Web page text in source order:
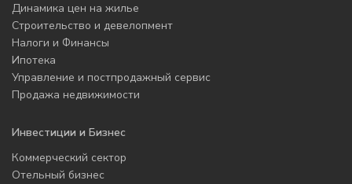
Динамика цен на жилье
Строительство и девелопмент
Налоги и Финансы
Ипотека
Управление и постпродажный сервис
Продажа недвижимости
Инвестиции и Бизнес
Коммерческий сектор
Отельный бизнес